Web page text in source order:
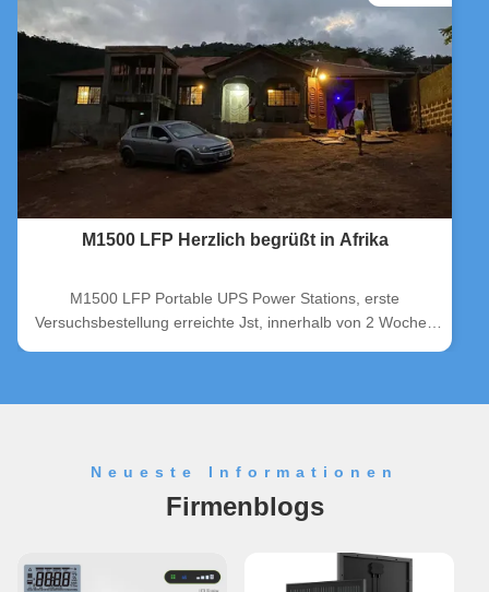
M1500 LFP Herzlich begrüßt in Afrika
M1500 LFP Portable UPS Power Stations, erste
Versuchsbestellung erreichte Jst, innerhalb von 2 Wochen
Neueste Informationen
Firmenblogs